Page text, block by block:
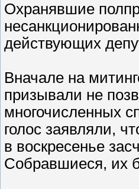
Охранявшие
действующих
Вначале на
призывали не
многочисленных
голос заявляли,
в воскресенье
Собравшиеся, их